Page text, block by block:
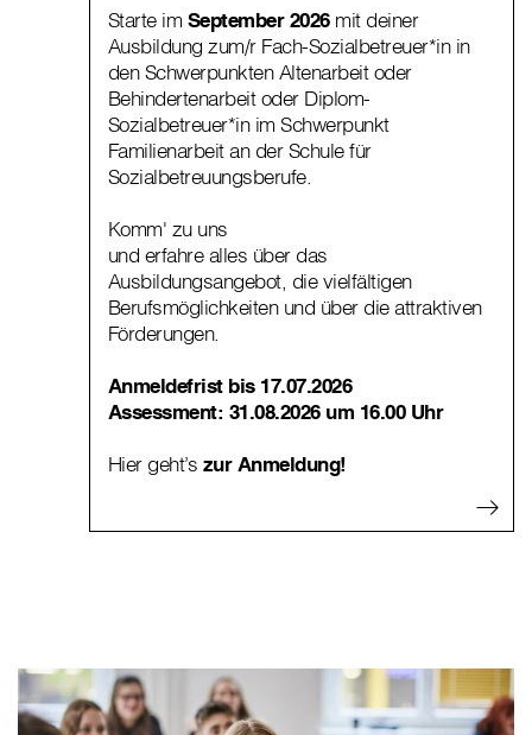
Starte im September 2026mit deiner
Ausbildung zum/r Fach-Sozialbetreuer*in in
den Schwerpunkten Altenarbeit oder
Behindertenarbeit oder Diplom-
Sozialbetreuer*in im Schwerpunkt
Familienarbeit an der Schule für
Sozialbetreuungsberufe.
Komm' zu uns
und erfahre alles über das
Ausbildungsangebot, die vielfältigen
Berufsmöglichkeiten und über die attraktiven
Förderungen.
Anmeldefrist bis 17.07.2026
Assessment: 31.08.2026 um 16.00 Uhr
Hier geht’s zur Anmeldung!